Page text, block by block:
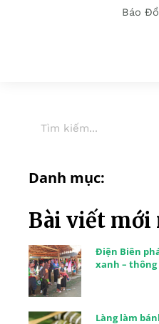
Báo
Danh mục:
Bài viết mới
Điện Biên
xanh –
Làng làm